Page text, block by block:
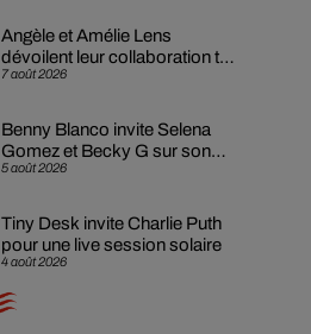
7 août 2026
Angèle et Amélie Lens
dévoilent leur collaboration tant
attendue
5 août 2026
Benny Blanco invite Selena
Gomez et Becky G sur son
nouveau single
4 août 2026
Tiny Desk invite Charlie Puth
pour une live session solaire